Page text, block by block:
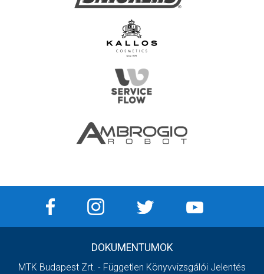
DOKUMENTUMOK
MTK Budapest Zrt. - Független Könyvvizsgálói Jelentés